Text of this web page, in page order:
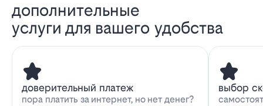
дополнительные
услуги для вашего удобства
доверительный платеж
пора платить за интернет, но нет денег?
выбор